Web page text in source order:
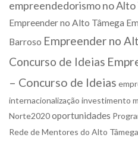
empreendedorismo no Alto
Empreender no Alto Tâmega
Barroso Empreender no
Concurso de Ideias
– Concurso de Ideias
internacionalização investimento
Norte2020oportunidades
Rede de Mentores do Alto Tâmega